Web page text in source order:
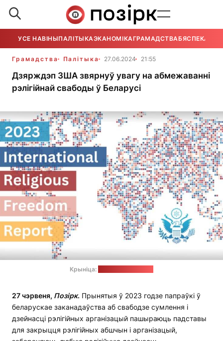
УСЕ НАВІНЫПАЛІТЫКАЭКАНОМІКАГРАМАДСТВАБЯСПЕКА
Грамадства Палітыка 27.06.2024 21:55
Дзярждэп ЗША звярнуў увагу на абмежаванні
рэлігійнай свабоды ў Беларусі
Крыніца:
27 чэрвеня, Позірк. Прынятыя ў 2023 годзе папраўкі ў
беларускае заканадаўства аб свабодзе сумлення і
дзейнасці рэлігійных арганізацый пашыраюць падставы
для закрыцця рэлігійных абшчын і арганізацый,